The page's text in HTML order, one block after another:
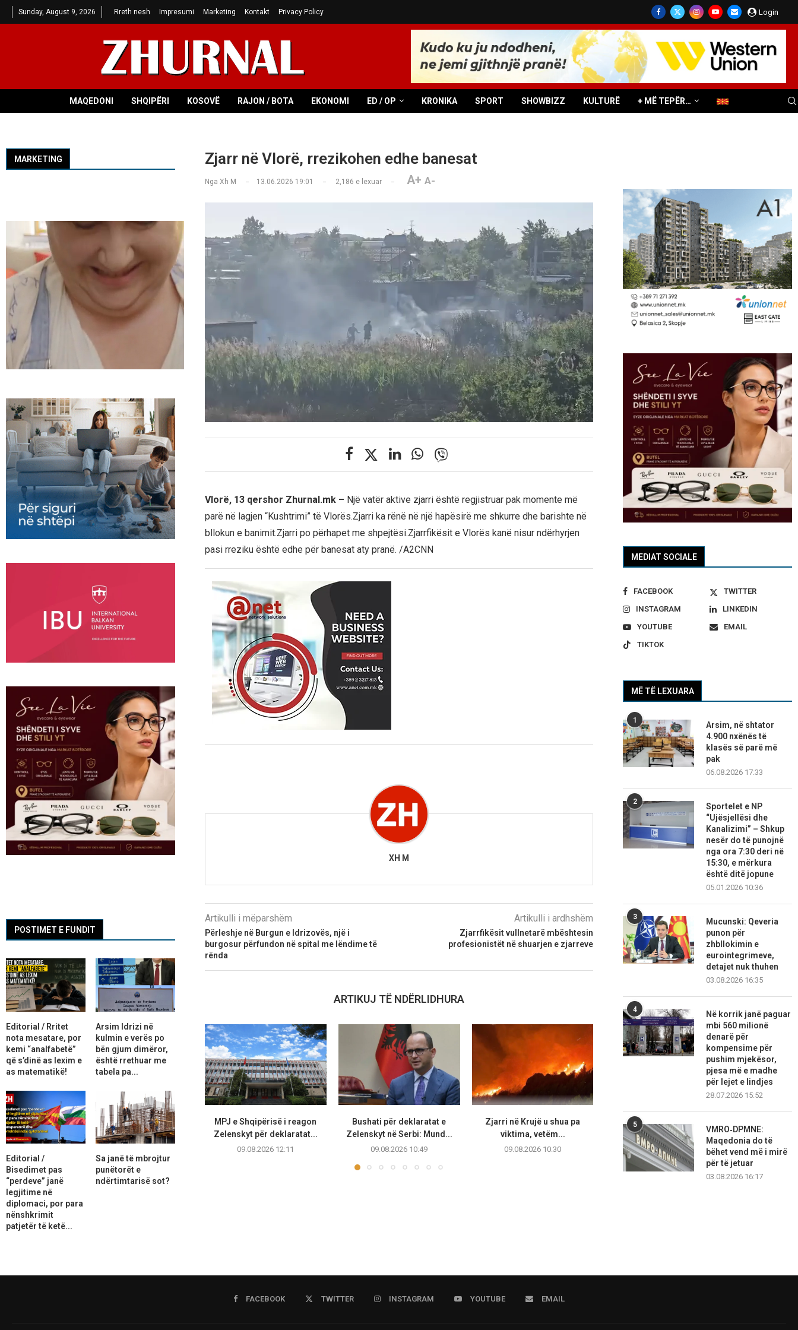
Sunday, August 9, 2026 Rreth nesh Impresumi Marketing Kontakt Privacy Policy Login
MAQEDONI SHQIPËRI KOSOVË RAJON / BOTA EKONOMI ED / OP KRONIKA SPORT SHOWBIZZ KULTURË + MË TEPËR…
Zjarr në Vlorë, rrezikohen edhe banesat
Nga Xh M 13.06.2026 19:01 2,186 e lexuar A+ A-
Vlorë, 13 qershor Zhurnal.mk – Një vatër aktive zjarri është regjistruar pak momente më
parë në lagjen “Kushtrimi” të Vlorës.Zjarri ka rënë në një hapësirë me shkurre dhe barishte në
bllokun e banimit.Zjarri po përhapet me shpejtësi.Zjarrfikësit e Vlorës kanë nisur ndërhyrjen
pasi rreziku është edhe për banesat aty pranë. /A2CNN
XH M
Artikulli i mëparshëm
Përleshje në Burgun e Idrizovës, një i
burgosur përfundon në spital me lëndime të
rënda
Artikulli i ardhshëm
Zjarrfikësit vullnetarë mbështesin
profesionistët në shuarjen e zjarreve
ARTIKUJ TË NDËRLIDHURA
MPJ e Shqipërisë i reagon
Zelenskyt për deklaratat...
09.08.2026 12:11
Bushati për deklaratat e
Zelenskyt në Serbi: Mund...
09.08.2026 10:49
Zjarri në Krujë u shua pa
viktima, vetëm...
09.08.2026 10:30
“Më ngacmoi të dashurën”,
zbardhet dëshmia e autorit...
09.08.2026 10:17
marshimi i
MEDIAT SOCIALE
FACEBOOK
TWITTER
INSTAGRAM
LINKEDIN
YOUTUBE
EMAIL
TIKTOK
MË TË LEXUARA
1
Arsim, në shtator
4.900 nxënës të
klasës së parë më
pak
06.08.2026 17:33
2
Sportelet e NP
“Ujësjellësi dhe
Kanalizimi” – Shkup
nesër do të punojnë
nga ora 7:30 deri në
15:30, e mërkura
është ditë jopune
05.01.2026 10:36
3
Mucunski: Qeveria
punon për
zhbllokimin e
eurointegrimeve,
detajet nuk thuhen
03.08.2026 16:35
4
Në korrik janë paguar
mbi 560 milionë
denarë për
kompensime për
pushim mjekësor,
pjesa më e madhe
për lejet e lindjes
28.07.2026 15:52
5
VMRO‑DPMNE:
Maqedonia do të
bëhet vend më i mirë
për të jetuar
03.08.2026 16:17
MARKETING
POSTIMET E FUNDIT
Editorial / Rritet
nota mesatare, por
kemi “analfabetë”
që s’dinë as lexim e
as matematikë!
Arsim Idrizi në
kulmin e verës po
bën gjum dimëror,
është rrethuar me
tabela pa...
Editorial /
Bisedimet pas
“perdeve” janë
legjitime në
diplomaci, por para
nënshkrimit
patjetër të ketë...
Sa janë të mbrojtur
punëtorët e
ndërtimtarisë sot?
FACEBOOK TWITTER INSTAGRAM YOUTUBE EMAIL